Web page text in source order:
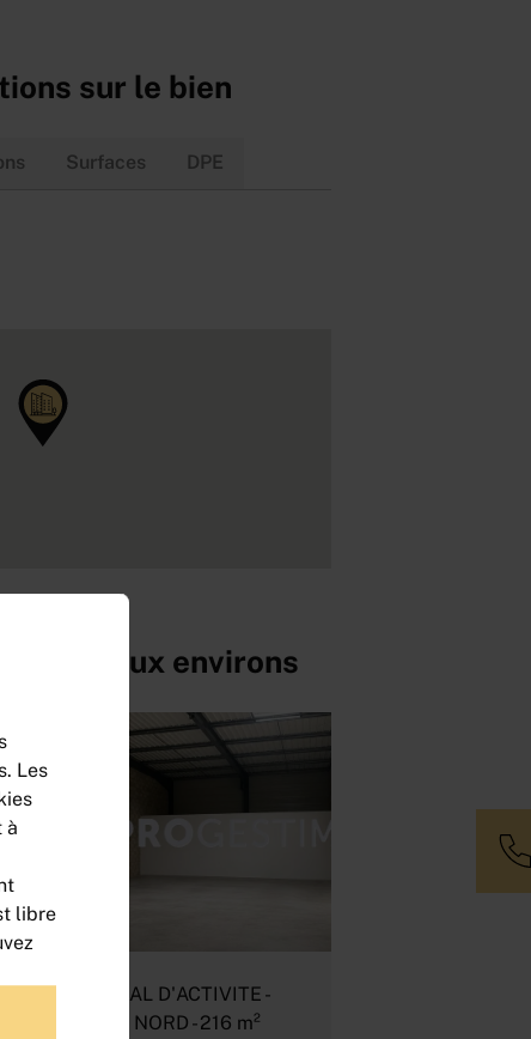
sur le bien
Surfaces DPE
situés aux environs
LOCAL D'ACTIVITE -
CAP NORD - 216 m²
Les
à
libre